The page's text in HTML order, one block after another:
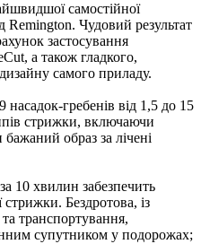
самостійної
Remington. Чудовий результат
застосування
а також гладкого,
самого приладу.
насадок-гребенів від 1,5 до 15
стрижки, включаючи
образ за лічені
10 хвилин забезпечить
стрижки. Бездротова, із
транспортування,
супутником у подорожах;